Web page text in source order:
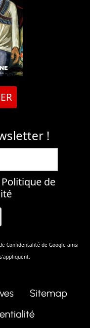
!
Politique de
Confidentalité de Google ainsi
s'appliquent.
Sitemap